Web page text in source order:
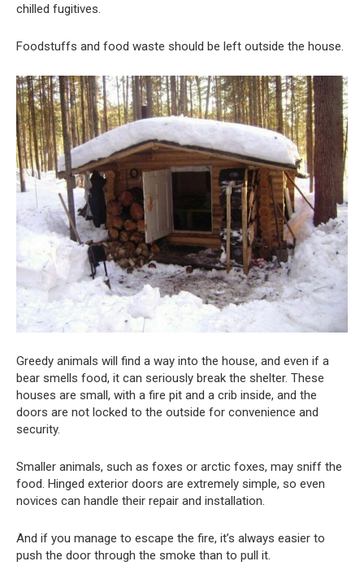
chilled fugitives.
Foodstuffs and food waste should be left outside the house.
Greedy animals will find a way into the house, and even if a
bear smells food, it can seriously break the shelter. These
houses are small, with a fire pit and a crib inside, and the
doors are not locked to the outside for convenience and
security.
Smaller animals, such as foxes or arctic foxes, may sniff the
food. Hinged exterior doors are extremely simple, so even
novices can handle their repair and installation.
And if you manage to escape the fire, it’s always easier to
push the door through the smoke than to pull it.